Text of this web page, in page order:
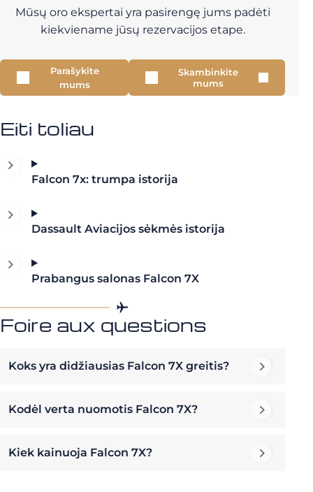
Mūsų oro ekspertai yra pasirengę jums padėti
kiekviename jūsų rezervacijos etape.
Parašykite
mums
Skambinkite
mums
Eiti toliau
Falcon 7x: trumpa istorija
Dassault Aviacijos sėkmės istorija
Prabangus salonas Falcon 7X
Foire aux questions
Koks yra didžiausias Falcon 7X greitis?
Kodėl verta nuomotis Falcon 7X?
Kiek kainuoja Falcon 7X?